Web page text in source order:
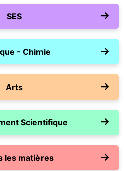
SES
- Chimie
Arts
Scientifique
les matières